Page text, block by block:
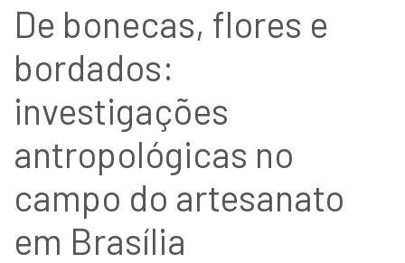
De bonecas, flores e
bordados:
investigações
antropológicas no
campo do artesanato
em Brasília